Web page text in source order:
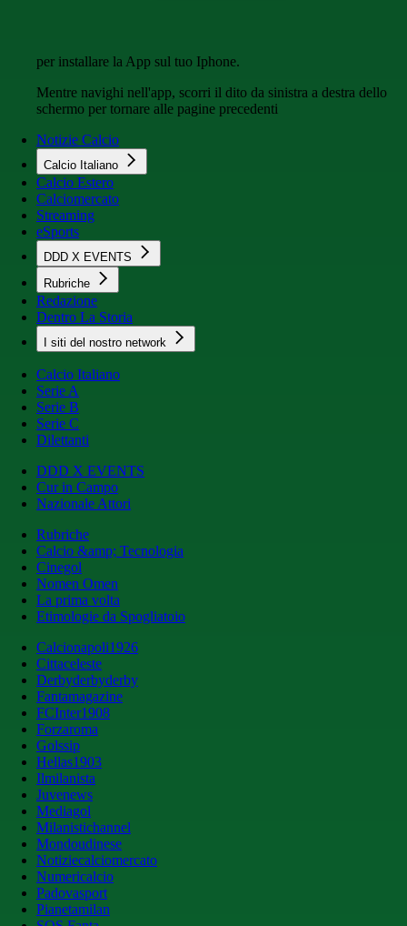
per installare la App sul tuo Iphone.
Mentre navighi nell'app, scorri il dito da sinistra a destra dello
schermo per tornare alle pagine precedenti
Notizie Calcio
Calcio Italiano
Calcio Estero
Calciomercato
Streaming
eSports
DDD X EVENTS
Rubriche
Redazione
Dentro La Storia
I siti del nostro network
Calcio Italiano
Serie A
Serie B
Serie C
Dilettanti
DDD X EVENTS
Cur in Campo
Nazionale Attori
Rubriche
Calcio &amp; Tecnologia
Cinegol
Nomen Omen
La prima volta
Etimologie da Spogliatoio
Calcionapoli1926
Cittaceleste
Derbyderbyderby
Fantamagazine
FCInter1908
Forzaroma
Golssip
Hellas1903
Ilmilanista
Juvenews
Mediagol
Milanistichannel
Mondoudinese
Notiziecalciomercato
Numericalcio
Padovasport
Pianetamilan